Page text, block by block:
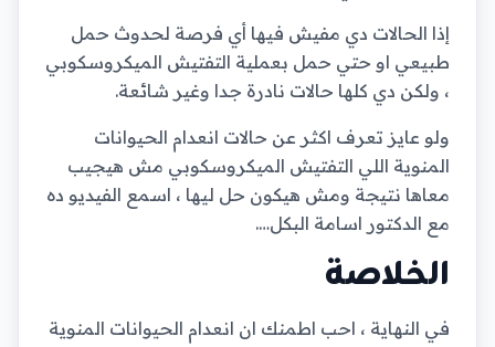
إذا الحالات دي مفيش فيها أي فرصة لحدوث حمل
طبيعي او حتي حمل بعملية التفتيش الميكروسكوبي
، ولكن دي كلها حالات نادرة جدا وغير شائعة.
ولو عايز تعرف اكثر عن حالات انعدام الحيوانات
المنوية اللي التفتيش الميكروسكوبي مش هيجيب
معاها نتيجة ومش هيكون حل ليها ، اسمع الفيديو ده
مع الدكتور اسامة البكل….
الخلاصة
في النهاية ، احب اطمنك ان انعدام الحيوانات المنوية